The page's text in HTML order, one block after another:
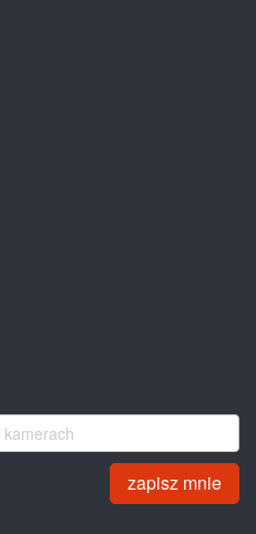
zapisz mnie